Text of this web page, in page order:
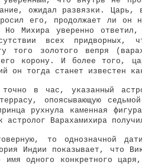
ожидал развязки. Царь,
его, продолжает ли он
Михира уверенно
всех придворных,
того золотого вепря
корону. И более того,
он тогда станет известен
в час, указанный
опоясывающую
рухнула каменная
Варахамихира
то однозначной
Индии показывает, что
одного конкретного